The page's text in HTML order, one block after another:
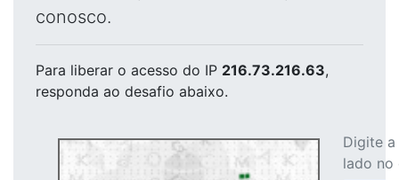
conosco.
Para liberar o acesso do IP 216.73.216.63,
responda ao desafio abaixo.
Digite
lado no